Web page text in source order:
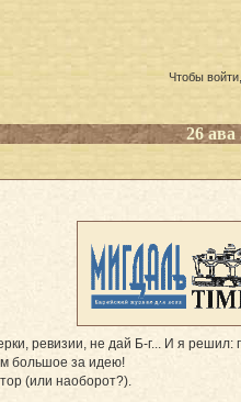
Чтобы
26 ава
ревизии, не дай Б-г... И я решил:
большое за идею!
(или наоборот?).